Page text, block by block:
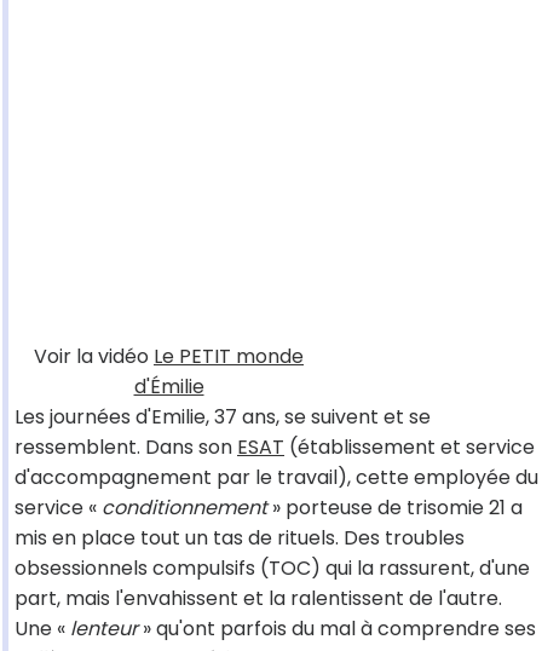
Voir la vidéo Le PETIT monde
d'Émilie
Les journées d'Emilie, 37 ans, se suivent et se
ressemblent. Dans son ESAT (établissement et service
d'accompagnement par le travail), cette employée du
service « conditionnement» porteuse de trisomie 21 a
mis en place tout un tas de rituels. Des troubles
obsessionnels compulsifs (TOC) qui la rassurent, d'une
part, mais l'envahissent et la ralentissent de l'autre.
Une « lenteur» qu'ont parfois du mal à comprendre ses